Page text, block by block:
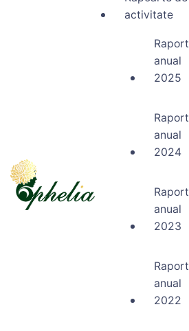
activitate
Raport
anual
2025
Raport
anual
2024
Raport
anual
2023
Raport
anual
2022